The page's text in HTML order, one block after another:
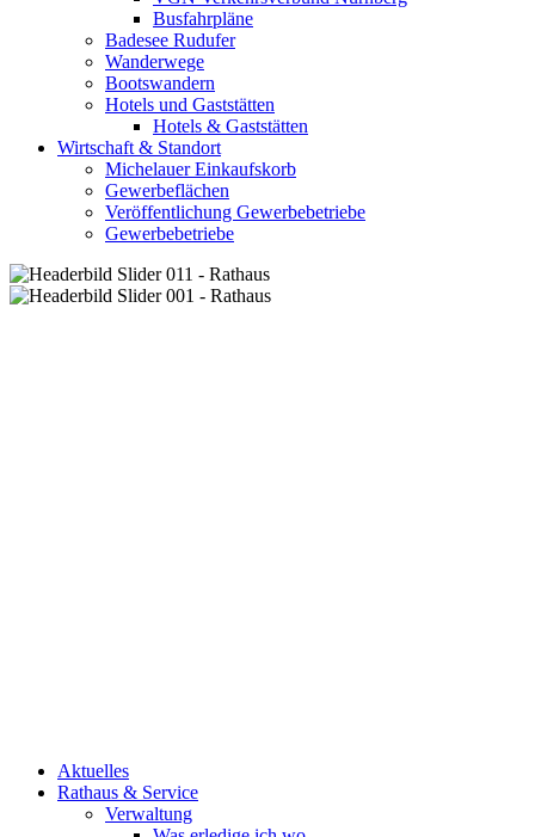
Busfahrpläne
Badesee Rudufer
Wanderwege
Bootswandern
Hotels und Gaststätten
Hotels & Gaststätten
Wirtschaft & Standort
Michelauer Einkaufskorb
Gewerbeflächen
Veröffentlichung Gewerbebetriebe
Gewerbebetriebe
Aktuelles
Rathaus & Service
Verwaltung